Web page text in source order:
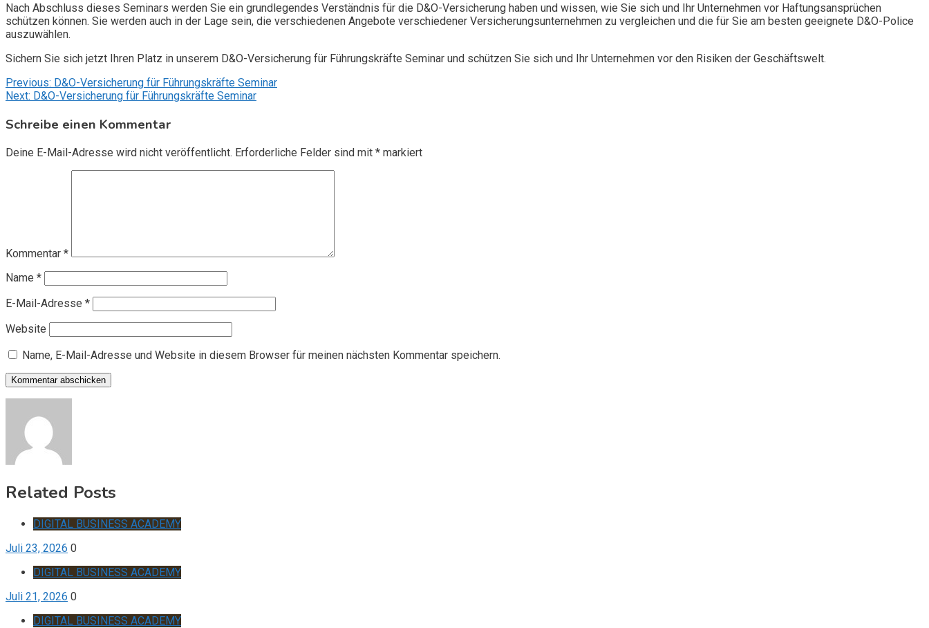
Nach Abschluss dieses Seminars werden Sie ein grundlegendes Verständnis für die D&O-Versicherung haben und wissen, wie Sie sich und Ihr Unternehmen vor Haftungsansprüchen
schützen können. Sie werden auch in der Lage sein, die verschiedenen Angebote verschiedener Versicherungsunternehmen zu vergleichen und die für Sie am besten geeignete D&O-Police
auszuwählen.
Sichern Sie sich jetzt Ihren Platz in unserem D&O-Versicherung für Führungskräfte Seminar und schützen Sie sich und Ihr Unternehmen vor den Risiken der Geschäftswelt.
Beitragsnavigation
Previous: D&O-Versicherung für Führungskräfte Seminar
Next: D&O-Versicherung für Führungskräfte Seminar
Schreibe einen Kommentar
Deine E-Mail-Adresse wird nicht veröffentlicht. Erforderliche Felder sind mit * markiert
Kommentar *
Name *
E-Mail-Adresse *
Website
Name, E-Mail-Adresse und Website in diesem Browser für meinen nächsten Kommentar speichern.
Related Posts
DIGITAL BUSINESS ACADEMY
Juli 23, 2026 0
DIGITAL BUSINESS ACADEMY
Juli 21, 2026 0
DIGITAL BUSINESS ACADEMY